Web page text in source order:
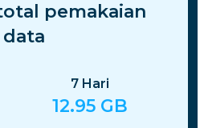
pemakaian
data
7 Hari
12.95 GB